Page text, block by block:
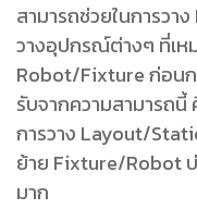
สามารถช่วยในการวา
วางอุปกรณ์ต่างๆ ที่เห
Robot/Fixture ก่อน
รับจากความสามารถนี้
การวาง Layout/
ย้าย Fixture/Robot
มาก